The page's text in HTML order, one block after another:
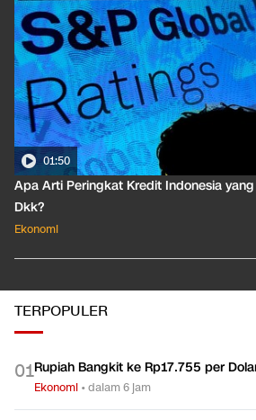
01:50
Apa Arti Peringkat Kredit Indonesia yang
Dkk?
Ekonomi
TERPOPULER
01Rupiah Bangkit ke Rp17.755 per
Ekonomi •dalam 6 jam